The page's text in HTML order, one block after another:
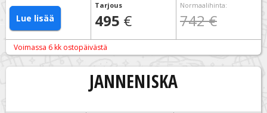
Lue lisää
Tarjous
495 €
Normaalihinta:
742 €
Voimassa 6 kk ostopäivästä
JANNENISKA